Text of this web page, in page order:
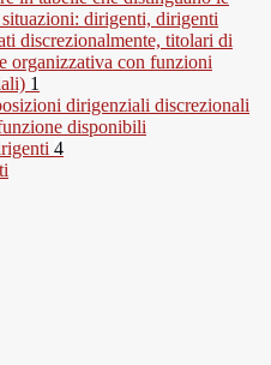
situazioni: dirigenti, dirigenti
discrezionalmente, titolari di
organizzativa con funzioni
1
dirigenziali discrezionali
disponibili
4